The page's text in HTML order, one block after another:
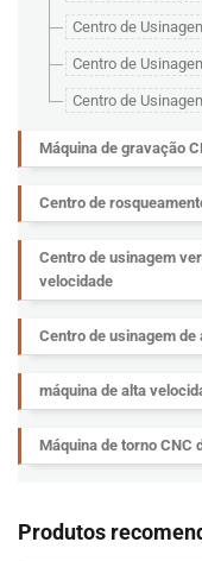
Centro de
Centro de
Centro de
Máquina de gravação
Centro de
Centro de usinagem
velocidade
Centro de usinagem
máquina de alta
Máquina de torno CNC
Produtos